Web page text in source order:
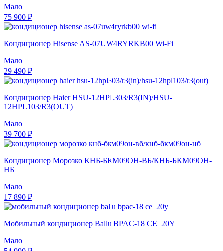
Мало
75 900 ₽
Кондиционер Hisense AS-07UW4RYRKB00 Wi-Fi
Мало
29 490 ₽
Кондиционер Haier HSU-12HPL303/R3(IN)/HSU-
12HPL103/R3(OUT)
Мало
39 700 ₽
Кондиционер Морозко КНБ-БКМ09ОН-ВБ/КНБ-БКМ09ОН-
НБ
Мало
17 890 ₽
Мобильный кондиционер Ballu BPAC-18 CE_20Y
Мало